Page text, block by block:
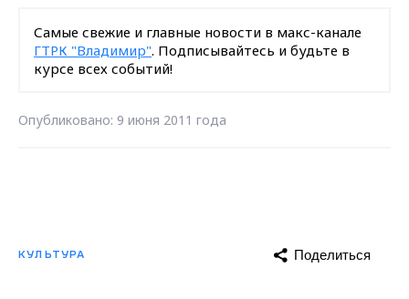
Самые свежие и главные новости в макс-канале
ГТРК "Владимир". Подписывайтесь и будьте в
курсе всех событий!
Опубликовано: 9 июня 2011 года
КУЛЬТУРА Поделиться